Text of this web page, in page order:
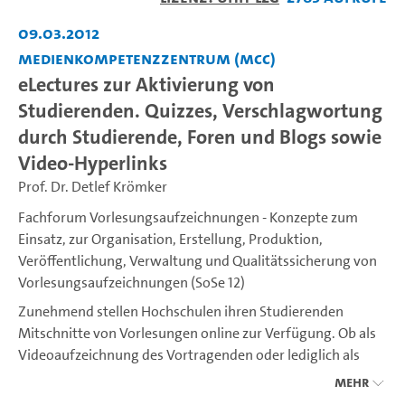
09.03.2012
Medienkompetenzzentrum (MCC)
eLectures zur Aktivierung von
Studierenden. Quizzes, Verschlagwortung
durch Studierende, Foren und Blogs sowie
Video-Hyperlinks
Prof. Dr. Detlef Krömker
Fachforum Vorlesungsaufzeichnungen - Konzepte zum
Einsatz, zur Organisation, Erstellung, Produktion,
Veröffentlichung, Verwaltung und Qualitätssicherung von
Vorlesungsaufzeichnungen (SoSe 12)
Zunehmend stellen Hochschulen ihren Studierenden
Mitschnitte von Vorlesungen online zur Verfügung. Ob als
Videoaufzeichnung des Vortragenden oder lediglich als
Mehr